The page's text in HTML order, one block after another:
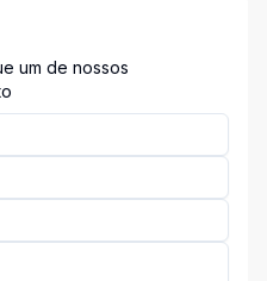
um de nossos